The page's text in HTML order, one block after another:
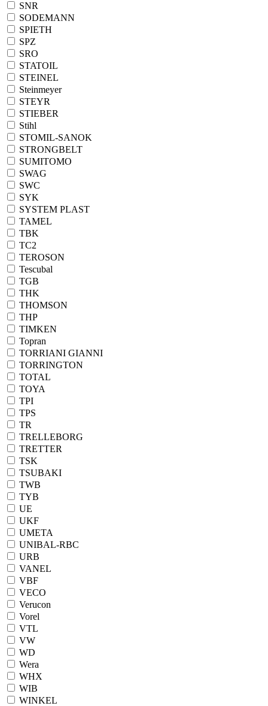
SNR
SODEMANN
SPIETH
SPZ
SRO
STATOIL
STEINEL
Steinmeyer
STEYR
STIEBER
Stihl
STOMIL-SANOK
STRONGBELT
SUMITOMO
SWAG
SWC
SYK
SYSTEM PLAST
TAMEL
TBK
TC2
TEROSON
Tescubal
TGB
THK
THOMSON
THP
TIMKEN
Topran
TORRIANI GIANNI
TORRINGTON
TOTAL
TOYA
TPI
TPS
TR
TRELLEBORG
TRETTER
TSK
TSUBAKI
TWB
TYB
UE
UKF
UMETA
UNIBAL-RBC
URB
VANEL
VBF
VECO
Verucon
Vorel
VTL
VW
WD
Wera
WHX
WIB
WINKEL